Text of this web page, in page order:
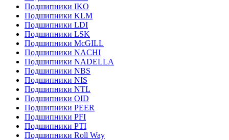
Подшипники IKO
Подшипники KLM
Подшипники LDI
Подшипники LSK
Подшипники McGILL
Подшипники NACHI
Подшипники NADELLA
Подшипники NBS
Подшипники NIS
Подшипники NTL
Подшипники OID
Подшипники PEER
Подшипники PFI
Подшипники PTI
Подшипники Roll Way